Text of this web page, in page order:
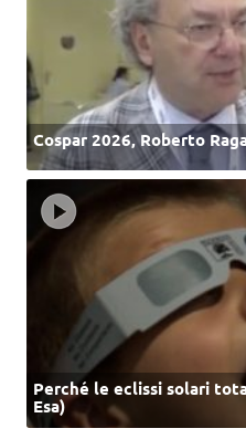
Cospar 2026, Roberto
Perché le eclissi solari
Esa)